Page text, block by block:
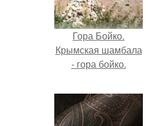
Гора Бойко.
Крымская шамбала
- гора бойко.